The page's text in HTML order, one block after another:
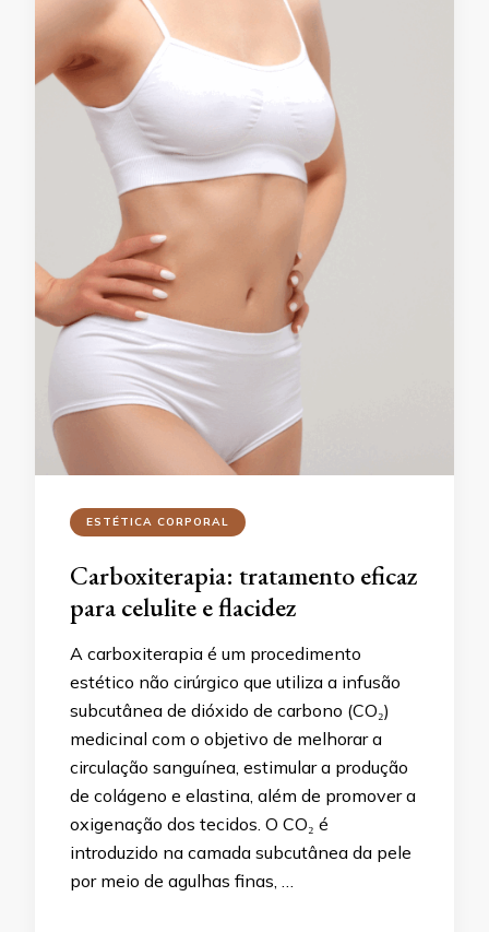
ESTÉTICA CORPORAL
Carboxiterapia: tratamento eficaz
para celulite e flacidez
A carboxiterapia é um procedimento
estético não cirúrgico que utiliza a infusão
subcutânea de dióxido de carbono (CO₂)
medicinal com o objetivo de melhorar a
circulação sanguínea, estimular a produção
de colágeno e elastina, além de promover a
oxigenação dos tecidos. O CO₂ é
introduzido na camada subcutânea da pele
por meio de agulhas finas, …